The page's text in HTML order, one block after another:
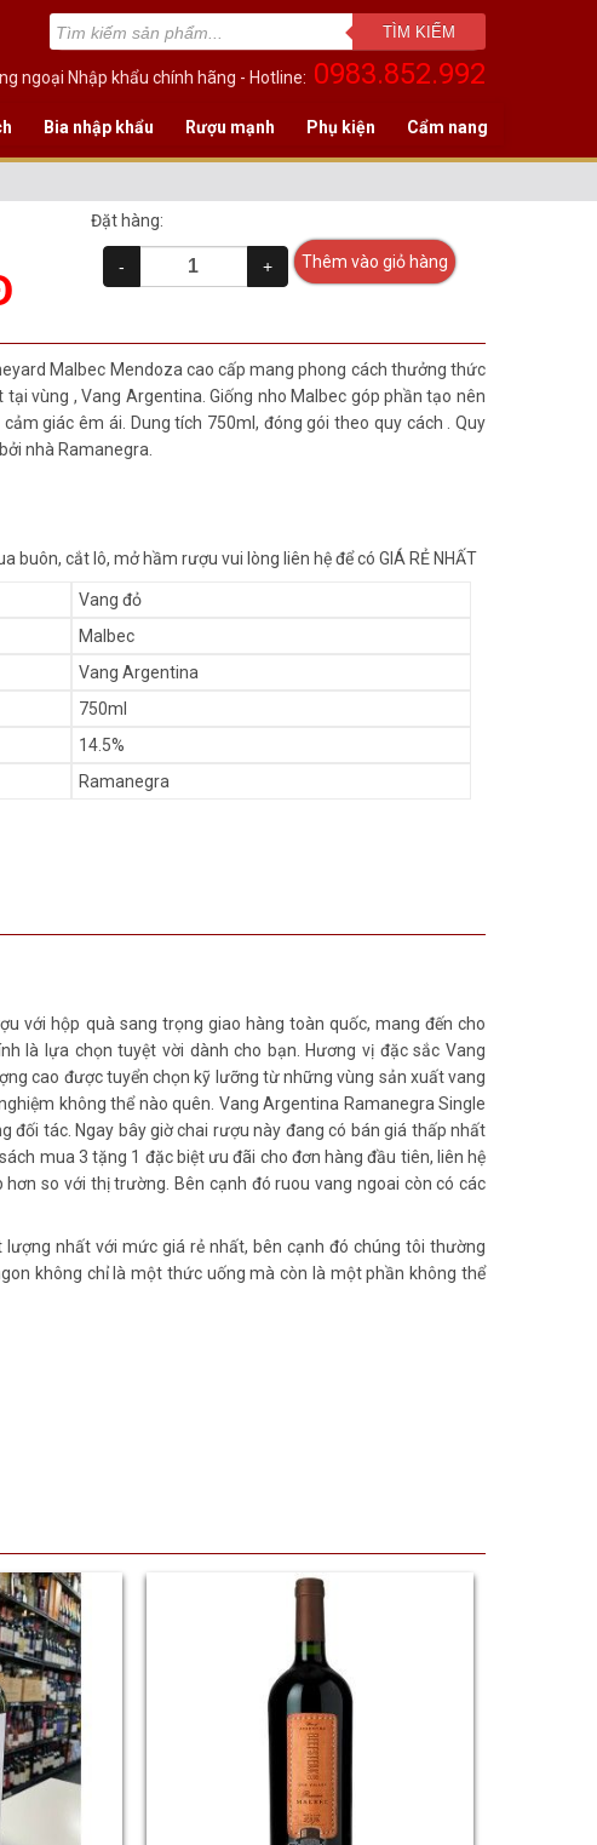
TÌM KIẾM
ngoại Nhập khẩu chính hãng - Hotline: 0983.852.992
Bia nhập khẩu Rượu mạnh Phụ kiện Cẩm nang
Đặt hàng:
- + Thêm vào giỏ hàng
Malbec Mendoza cao cấp mang phong cách thưởng thức
vùng , Vang Argentina. Giống nho Malbec góp phần tạo nên
giác êm ái. Dung tích 750ml, đóng gói theo quy cách . Quy
nhà Ramanegra.
buôn, cắt lô, mở hầm rượu vui lòng liên hệ để có GIÁ RẺ NHẤT
Vang đỏ
Malbec
Vang Argentina
750ml
14.5%
Ramanegra
với hộp quà sang trọng giao hàng toàn quốc, mang đến cho
là lựa chọn tuyệt vời dành cho bạn. Hương vị đặc sắc Vang
cao được tuyển chọn kỹ lưỡng từ những vùng sản xuất vang
không thể nào quên. Vang Argentina Ramanegra Single
đối tác. Ngay bây giờ chai rượu này đang có bán giá thấp nhất
mua 3 tặng 1 đặc biệt ưu đãi cho đơn hàng đầu tiên, liên hệ
so với thị trường. Bên cạnh đó ruou vang ngoai còn có các
nhất với mức giá rẻ nhất, bên cạnh đó chúng tôi thường
không chỉ là một thức uống mà còn là một phần không thể